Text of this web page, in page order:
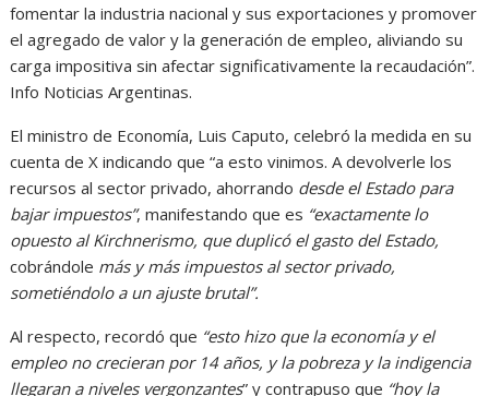
fomentar la industria nacional y sus exportaciones y promover
el agregado de valor y la generación de empleo, aliviando su
carga impositiva sin afectar significativamente la recaudación”.
Info Noticias Argentinas.
El ministro de Economía, Luis Caputo, celebró la medida en su
cuenta de X indicando que “a esto vinimos. A devolverle los
recursos al sector privado, ahorrando desde el Estado para
bajar impuestos”, manifestando que es “exactamente lo
opuesto al Kirchnerismo, que duplicó el gasto del Estado,
cobrándole más y más impuestos al sector privado,
sometiéndolo a un ajuste brutal”.
Al respecto, recordó que “esto hizo que la economía y el
empleo no crecieran por 14 años, y la pobreza y la indigencia
llegaran a niveles vergonzantes” y contrapuso que “hoy la